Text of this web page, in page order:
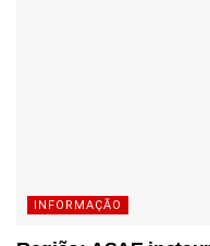
INFORMAÇÃO